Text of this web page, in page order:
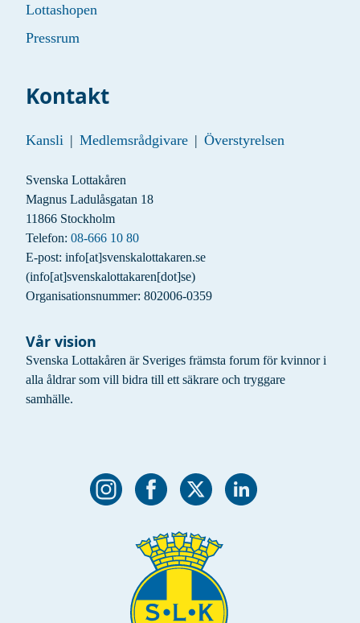
Vår vision
Svenska Lottakåren är Sveriges främsta forum för kvinnor i
alla åldrar som vill bidra till ett säkrare och tryggare
samhälle.
Lottashopen
Pressrum
Kontakt
Kansli | Medlemsrådgivare | Överstyrelsen
Svenska Lottakåren
Magnus Ladulåsgatan 18
11866 Stockholm
Telefon: 08-666 10 80
E-post: info[at]svenskalottakaren.se
(info[at]svenskalottakaren[dot]se)
Organisationsnummer: 802006-0359